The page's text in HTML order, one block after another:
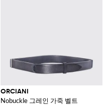
ORCIANI
Nobuckle 그레인 가죽 벨트